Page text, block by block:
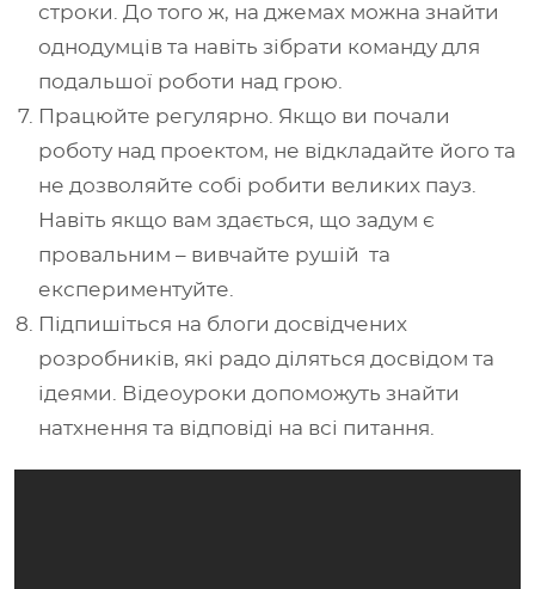
строки. До того ж, на джемах можна знайти
однодумців та навіть зібрати команду для
подальшої роботи над грою.
Працюйте регулярно. Якщо ви почали
роботу над проектом, не відкладайте його та
не дозволяйте собі робити великих пауз.
Навіть якщо вам здається, що задум є
провальним – вивчайте рушій та
експериментуйте.
Підпишіться на блоги досвідчених
розробників, які радо діляться досвідом та
ідеями. Відеоуроки допоможуть знайти
натхнення та відповіді на всі питання.